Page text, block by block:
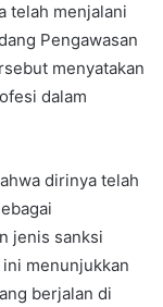
telah menjalani
Pengawasan
menyatakan
dalam
dirinya telah
jenis sanksi
menunjukkan
berjalan di